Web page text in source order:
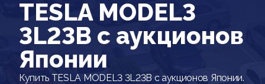
TESLA MODEL3
3L23B c аукционов
Японии
Купить TESLA MODEL3 3L23B с аукционов Японии.